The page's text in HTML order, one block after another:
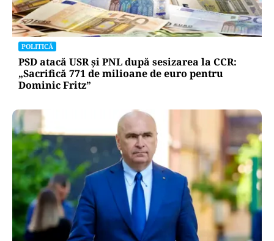
POLITICĂ
PSD atacă USR și PNL după sesizarea la CCR:
„Sacrifică 771 de milioane de euro pentru
Dominic Fritz”